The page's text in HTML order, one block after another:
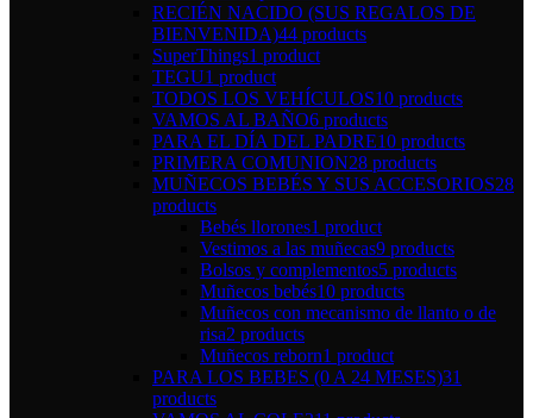
RECIÉN NACIDO (SUS REGALOS DE
BIENVENIDA)44 products
SuperThings1 product
TEGU1 product
TODOS LOS VEHÍCULOS10 products
VAMOS AL BAÑO6 products
PARA EL DÍA DEL PADRE10 products
PRIMERA COMUNION28 products
MUÑECOS BEBÉS Y SUS ACCESORIOS28
products
Bebés llorones1 product
Vestimos a las muñecas9 products
Bolsos y complementos5 products
Muñecos bebés10 products
Muñecos con mecanismo de llanto o de
risa2 products
Muñecos reborn1 product
PARA LOS BEBES (0 A 24 MESES)31
products